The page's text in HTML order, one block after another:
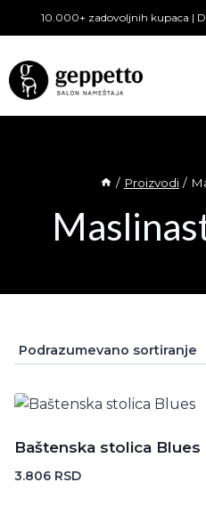
to
10.000+ zadovoljnih kupaca |
/ Proizvodi /
Baštenska stolica Blues
3.806 RSD